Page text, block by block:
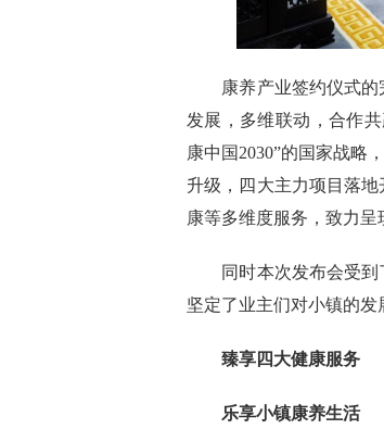
康养产业签约仪式
发展，多维联动，合作
康中国2030”的国家战略
升级，四大主力项目落
康等多维度服务， 致力呈
同时本次发布会受
坚定了业主们对小镇的发
臻享四大健康服务
乐享小镇康养生活